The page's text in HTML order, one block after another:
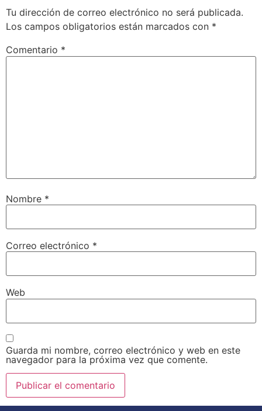
Tu dirección de correo electrónico no será publicada.
Los campos obligatorios están marcados con *
Comentario *
Nombre *
Correo electrónico *
Web
Guarda mi nombre, correo electrónico y web en este
navegador para la próxima vez que comente.